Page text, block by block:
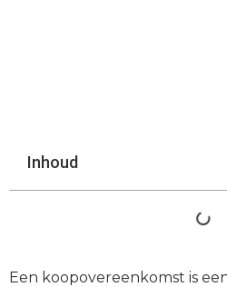
Inhoud
Een koopovereenkomst is